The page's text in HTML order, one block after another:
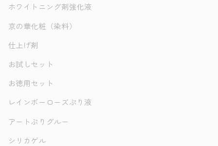
ホワイトニング剤強化液
京の華化粧（染料）
仕上げ剤
お試しセット
お徳用セット
レインボーローズぷり液
アートぷりグルー
シリカゲル